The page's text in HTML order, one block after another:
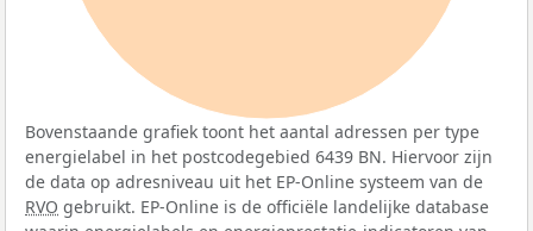
Bovenstaande grafiek toont het aantal adressen per type
energielabel in het postcodegebied 6439 BN. Hiervoor zijn
de data op adresniveau uit het EP-Online systeem van de
RVO gebruikt. EP-Online is de officiële landelijke database